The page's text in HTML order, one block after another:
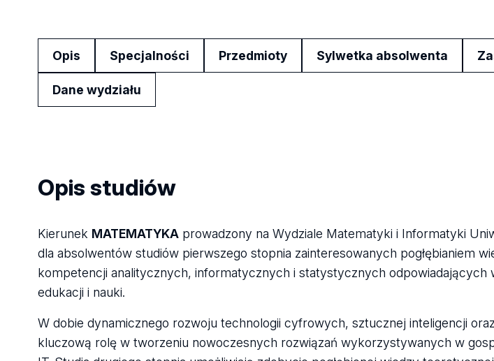
Opis Specjalności Przedmioty Sylwetka absolwenta
Dane wydziału
Opis studiów
Kierunek MATEMATYKAprowadzony na Wydziale Matematyki i Informatyki
dla absolwentów studiów pierwszego stopnia zainteresowanych pogłębianiem
kompetencji analitycznych, informatycznych i statystycznych
edukacji i nauki.
W dobie dynamicznego rozwoju technologii cyfrowych, sztucznej inteligencji
kluczową rolę w tworzeniu nowoczesnych rozwiązań wykorzystywanych w